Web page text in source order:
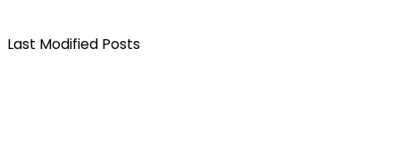
Last Modified Posts